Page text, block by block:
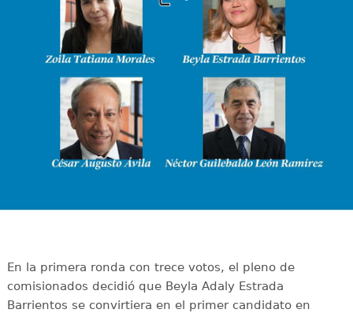
En la primera ronda con trece votos, el pleno de
comisionados decidió que Beyla Adaly Estrada
Barrientos se convirtiera en el primer candidato en